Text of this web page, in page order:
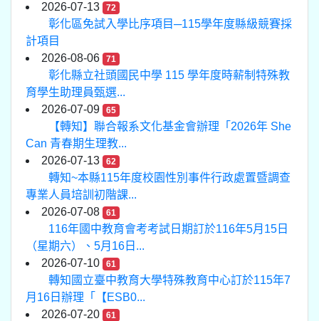
2026-07-13
72
彰化區免試入學比序項目─115學年度縣級競賽採
計項目
2026-08-06
71
彰化縣立社頭國民中學 115 學年度時薪制特殊教
育學生助理員甄選...
2026-07-09
65
【轉知】聯合報系文化基金會辦理「2026年 She
Can 青春期生理教...
2026-07-13
62
轉知~本縣115年度校園性別事件行政處置暨調查
專業人員培訓初階課...
2026-07-08
61
116年國中教育會考考試日期訂於116年5月15日
（星期六）、5月16日...
2026-07-10
61
轉知國立臺中教育大學特殊教育中心訂於115年7
月16日辦理「【ESB0...
2026-07-20
61